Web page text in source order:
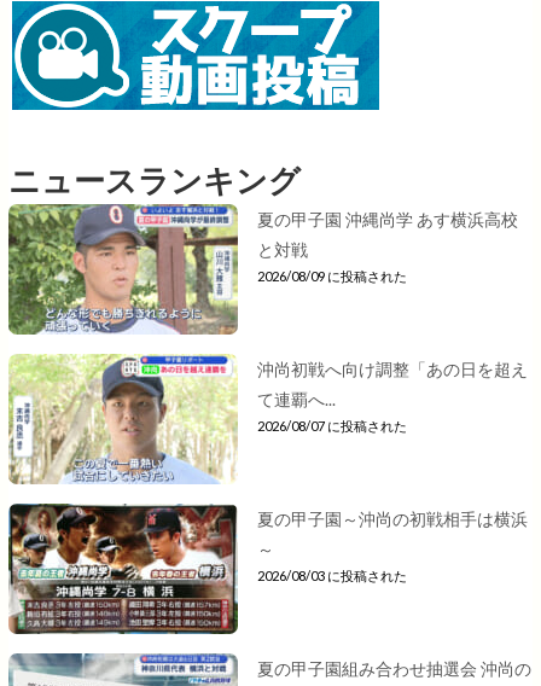
ニュースランキング
夏の甲子園 沖縄尚学 あす横浜高校
と対戦
2026/08/09 に投稿された
沖尚初戦へ向け調整「あの日を超え
て連覇へ...
2026/08/07 に投稿された
夏の甲子園～沖尚の初戦相手は横浜
～
2026/08/03 に投稿された
夏の甲子園組み合わせ抽選会 沖尚の